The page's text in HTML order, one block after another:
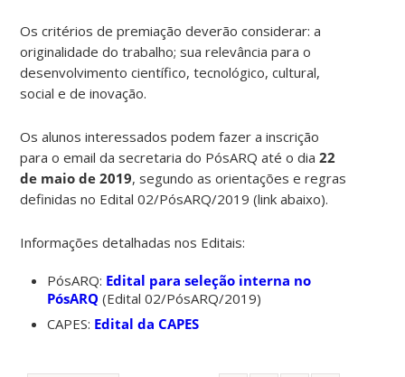
Os critérios de premiação deverão considerar: a
originalidade do trabalho; sua relevância para o
desenvolvimento científico, tecnológico, cultural,
social e de inovação.
Os alunos interessados podem fazer a inscrição
para o email da secretaria do PósARQ até o dia22
de maio de 2019, segundo as orientações e regras
definidas no Edital 02/PósARQ/2019 (link abaixo).
Informações detalhadas nos Editais:
PósARQ: Edital para seleção interna no
PósARQ (Edital 02/PósARQ/2019)
CAPES: Edital da CAPES